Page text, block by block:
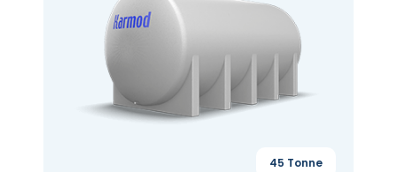
45 Tonne